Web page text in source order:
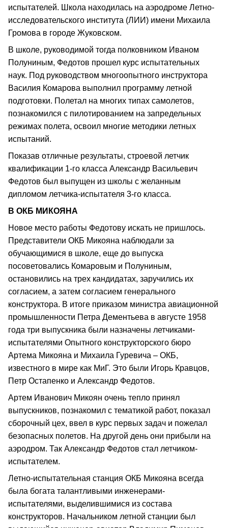
испытателей. Школа находилась на аэродроме Летно-
исследовательского института (ЛИИ) имени Михаила
Громова в городе Жуковском.
В школе, руководимой тогда полковником Иваном
Полуниным, Федотов прошел курс испытательных
наук. Под руководством многоопытного инструктора
Василия Комарова выполнил программу летной
подготовки. Полетал на многих типах самолетов,
познакомился с пилотированием на запредельных
режимах полета, освоил многие методики летных
испытаний.
Показав отличные результаты, строевой летчик
квалификации 1-го класса Александр Васильевич
Федотов был выпущен из школы с желанным
дипломом летчика-испытателя 3-го класса.
В ОКБ МИКОЯНА
Новое место работы Федотову искать не пришлось.
Представители ОКБ Микояна наблюдали за
обучающимися в школе, еще до выпуска
посоветовались Комаровым и Полуниным,
остановились на трех кандидатах, заручились их
согласием, а затем согласием генерального
конструктора. В итоге приказом министра авиационной
промышленности Петра Дементьева в августе 1958
года три выпускника были назначены летчиками-
испытателями Опытного конструкторского бюро
Артема Микояна и Михаила Гуревича – ОКБ,
известного в мире как МиГ. Это были Игорь Кравцов,
Петр Остапенко и Александр Федотов.
Артем Иванович Микоян очень тепло принял
выпускников, познакомил с тематикой работ, показал
сборочный цех, ввел в курс первых задач и пожелал
безопасных полетов. На другой день они прибыли на
аэродром. Так Александр Федотов стал летчиком-
испытателем.
Летно-испытательная станция ОКБ Микояна всегда
была богата талантливыми инженерами-
испытателями, выделившимися из состава
конструкторов. Начальником летной станции был